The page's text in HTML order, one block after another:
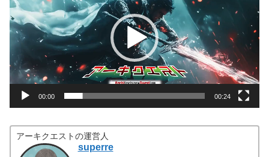
プ
レ
ー
ヤ
00:00 00:24
アーキクエストの運営人
superre